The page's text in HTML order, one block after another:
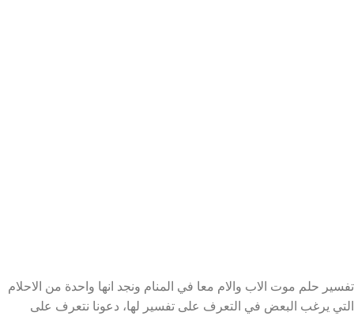
تفسير حلم موت الاب والام معا في المنام ونجد انها واحدة من الاحلام
التي يرغب البعض في التعرف على تفسير لها، دعونا نتعرف على